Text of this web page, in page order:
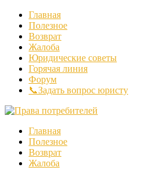
Главная
Полезное
Возврат
Жалоба
Юридические советы
Горячая линия
Форум
📞Задать вопрос юристу
Главная
Полезное
Возврат
Жалоба